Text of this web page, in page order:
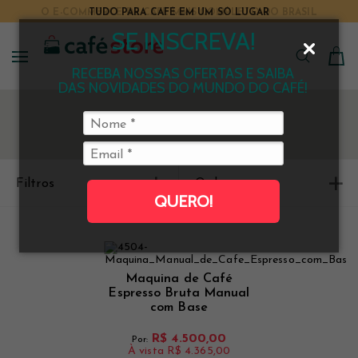
SE INSCREVA!
RECEBA NOSSAS OFERTAS E SAIBA
DAS NOVIDADES DO MUNDO DO CAFÉ!
QUERO!
TUDO PARA CAFÉ EM UM SÓ LUGAR
Filtros Ordenar
Maquina de Café
Espresso Bruta Manual
com Base
Por: R$ 4.500,00
À vista R$ 4.365,00